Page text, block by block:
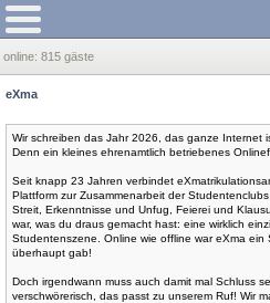
online: 815 gäste
eXma
Wir schreiben das Jahr 2026, das ganze Internet
Denn ein kleines ehrenamtlich betriebenes
Seit knapp 23 Jahren verbindet
Plattform zur Zusammenarbeit der
Streit, Erkenntnisse und Unfug, Feierei und
war, was du draus gemacht hast: eine wirklich
Studentenszene. Online wie offline war eXma ein
überhaupt gab!
Doch irgendwann muss auch damit mal Schluss
verschwörerisch, das passt zu unserem Ruf! Wir